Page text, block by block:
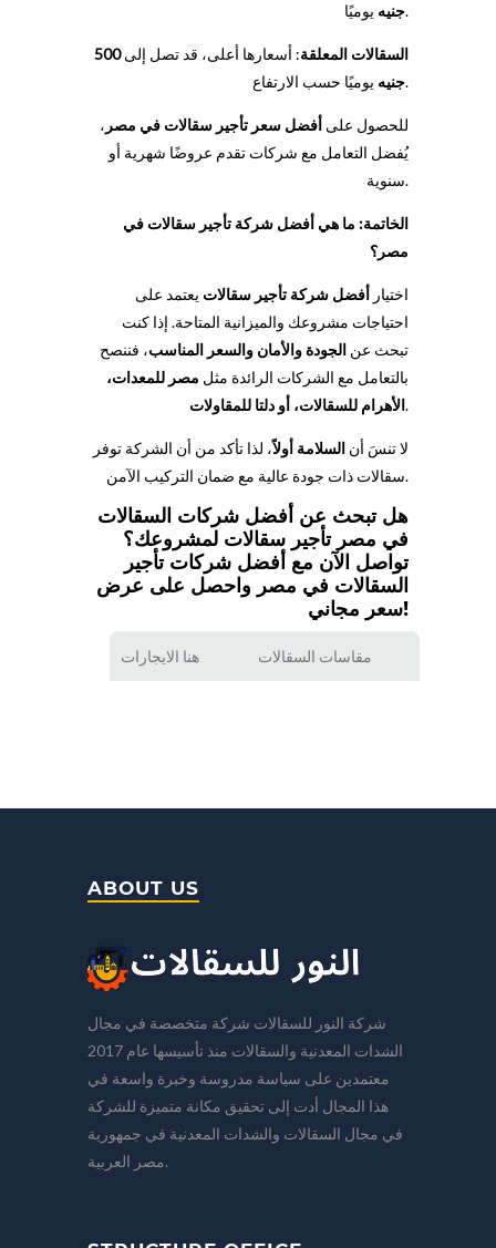
جنيهيوميًا.
السقالات المعلقة: أسعارها أعلى، قد تصل إلى500
جنيهيوميًا حسب الارتفاع.
للحصول على أفضل سعر تأجير سقالات في مصر ،
يُفضل التعامل مع شركات تقدم عروضًا شهرية أو
سنوية.
الخاتمة: ما هي أفضل شركة تأجير سقالات في
مصر؟
اختيار أفضل شركة تأجير سقالات يعتمد على
احتياجات مشروعك والميزانية المتاحة. إذا كنت
تبحث عن الجودة والأمان والسعر المناسب، فننصح
بالتعامل مع الشركات الرائدة مثل مصر للمعدات،
الأهرام للسقالات، أو دلتا للمقاولات.
لا تنسَ أن السلامة أولاً، لذا تأكد من أن الشركة توفر
سقالات ذات جودة عالية مع ضمان التركيب الآمن.
هل تبحث عن أفضل شركات السقالات
في مصر تأجير سقالات لمشروعك؟
تواصل الآن مع أفضل شركات تأجير
السقالات في مصر واحصل على عرض
سعر مجاني!
هنا الايجارات مقاسات السقالات
ABOUT US
شركة النور للسقالات شركة متخصصة في مجال
الشدات المعدنية والسقالات منذ تأسيسها عام 2017
معتمدين على سياسة مدروسة وخبرة واسعة في
هذا المجال أدت إلى تحقيق مكانة متميزة للشركة
في مجال السقالات والشدات المعدنية في جمهورية
مصر العربية.